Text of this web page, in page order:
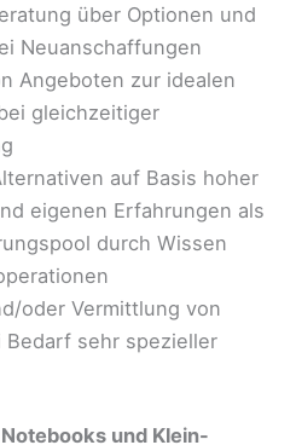
über Optionen und
Neuanschaffungen
Angeboten zur idealen
gleichzeitiger
auf Basis hoher
eigenen Erfahrungen als
durch Wissen
oder Vermittlung von
sehr spezieller
und Klein-